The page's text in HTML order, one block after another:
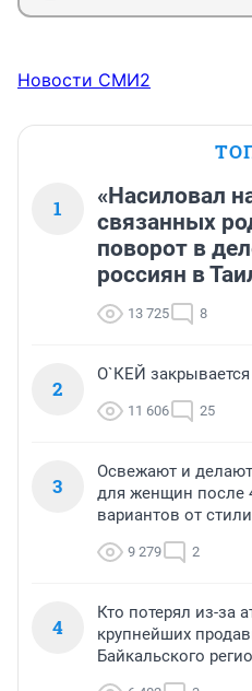
Новости СМИ2
1
«Насиловал
связанных
поворот в
россиян в
13 725 8
2
О`КЕЙ закрывается
11 606 25
3
Освежают и
для женщин после
вариантов от
9 279 2
4
Кто потерял из-за
крупнейших
Байкальского